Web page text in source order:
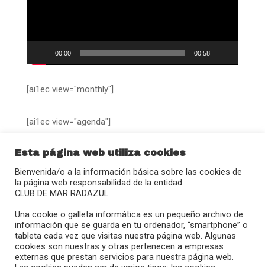
00:00 00:58
[ai1ec view="monthly"]
[ai1ec view="agenda"]
38109 – Radazul (El Rosario)
(+34) 922 680 908
radazul@clubmradazul.com
Esta página web utiliza cookies
Bienvenida/o a la información básica sobre las cookies de
la página web responsabilidad de la entidad:
CLUB DE MAR RADAZUL
Una cookie o galleta informática es un pequeño archivo de
información que se guarda en tu ordenador, “smartphone” o
tableta cada vez que visitas nuestra página web. Algunas
cookies son nuestras y otras pertenecen a empresas
externas que prestan servicios para nuestra página web.